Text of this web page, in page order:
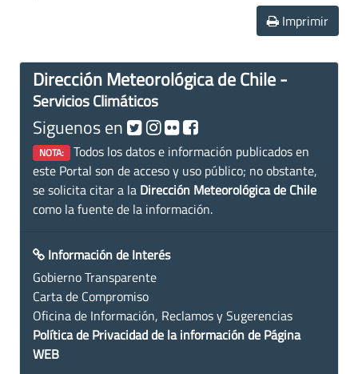
Imprimir
Dirección Meteorológica de Chile -
Servicios Climáticos
Siguenos en
NOTA: Todos los datos e información publicados en
este Portal son de acceso y uso público; no obstante,
se solicita citar a la Dirección Meteorológica de Chile
como la fuente de la información.
Información de Interés
Gobierno Transparente
Carta de Compromiso
Oficina de Información, Reclamos y Sugerencias
Política de Privacidad de la información de Página
WEB